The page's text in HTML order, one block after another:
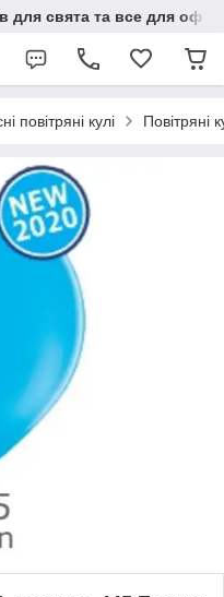
для свята та все для
повітряні кулі Повітряні